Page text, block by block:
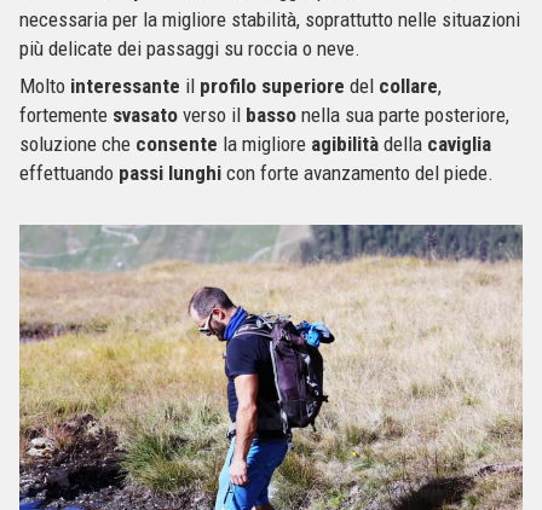
necessaria per la migliore stabilità, soprattutto nelle situazioni
più delicate dei passaggi su roccia o neve.
Molto interessante il profilo superiore del collare,
fortemente svasato verso il basso nella sua parte posteriore,
soluzione che consente la migliore agibilità della caviglia
effettuando passi lunghi con forte avanzamento del piede.